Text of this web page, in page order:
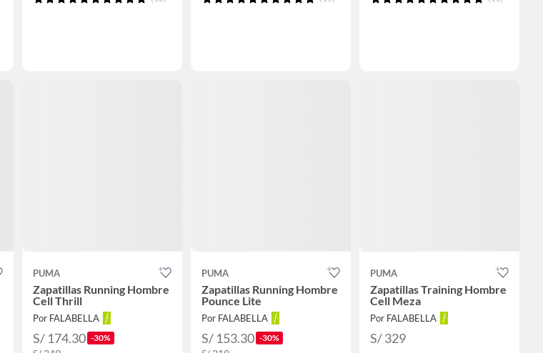
PUMA
Zapatillas Running Hombre
Cell Thrill
Por FALABELLA
S/ 174.30 -30%
PUMA
Zapatillas Running Hombre
Pounce Lite
Por FALABELLA
S/ 153.30 -30%
PUMA
Zapatillas Training Hombre
Cell Meza
Por FALABELLA
S/ 329